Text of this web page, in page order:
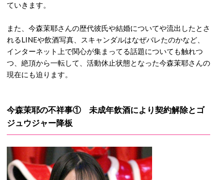
ていきます。
また、今森茉耶さんの歴代彼氏や結婚についてや流出したとさ
れるLINEや飲酒写真 、スキャンダルはなぜバレたのかなど、
インターネット上で関心が集まってる話題についても触れつ
つ、 絶頂から一転して、活動休止状態となった今森茉耶さんの
現在にも迫ります。
今森茉耶の不祥事① 未成年飲酒により契約解除とゴ
ジュウジャー降板